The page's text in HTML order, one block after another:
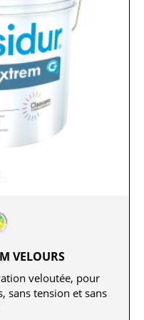
VELOURS
veloutée, pour
sans tension et sans